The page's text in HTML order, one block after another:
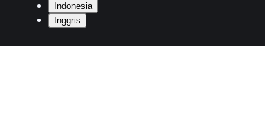
Indonesia
Inggris